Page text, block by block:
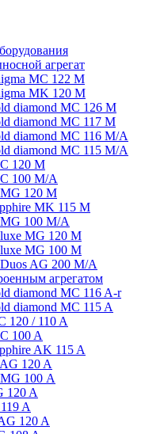
агрегат
MC 122 M
MK 120 M
diamond MC 126 M
diamond MC 117 M
diamond MC 116 M/A
diamond MC 115 M/A
120 M
100 M/A
120 M
MK 115 M
100 M/А
MG 120 M
MG 100 M
AG 200 M/A
агрегатом
diamond MC 116 A-r
diamond MC 115 A
120 / 110 A
100 A
AK 115 A
120 A
100 А
120 A
A
120 A